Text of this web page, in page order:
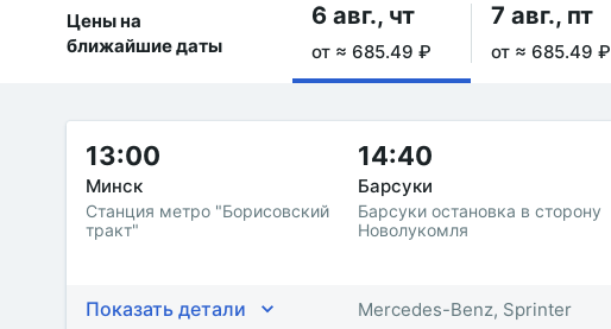
Цены на
ближайшие даты
6 авг., чт
от ≈ 685.49 ₽
7 авг., пт
от ≈ 685.49 ₽
13:00
Минск
Станция метро "Борисовский
тракт"
14:40
Барсуки
Барсуки остановка в сторону
Новолукомля
Показать детали Mercedes-Benz, Sprinter